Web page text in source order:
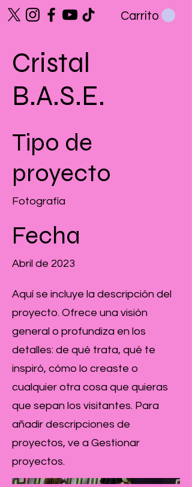
Carrito
Cristal
B.A.S.E.
Tipo de
proyecto
Fotografía
Fecha
Abril de 2023
Aquí se incluye la descripción del
proyecto. Ofrece una visión
general o profundiza en los
detalles: de qué trata, qué te
inspiró, cómo lo creaste o
cualquier otra cosa que quieras
que sepan los visitantes. Para
añadir descripciones de
proyectos, ve a Gestionar
proyectos.